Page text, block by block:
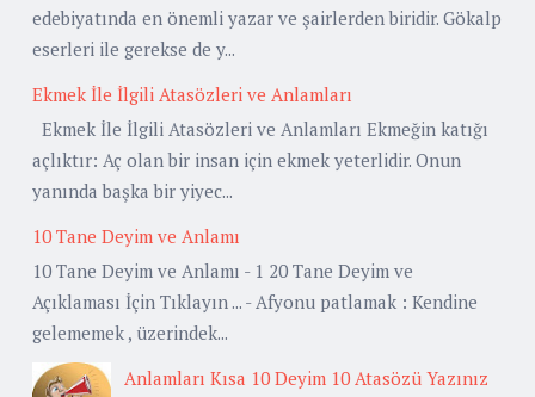
edebiyatında en önemli yazar ve şairlerden biridir. Gökalp
eserleri ile gerekse de y...
Ekmek İle İlgili Atasözleri ve Anlamları
Ekmek İle İlgili Atasözleri ve Anlamları Ekmeğin katığı
açlıktır: Aç olan bir insan için ekmek yeterlidir. Onun
yanında başka bir yiyec...
10 Tane Deyim ve Anlamı
10 Tane Deyim ve Anlamı - 1 20 Tane Deyim ve
Açıklaması İçin Tıklayın ... - Afyonu patlamak : Kendine
gelememek , üzerindek...
Anlamları Kısa 10 Deyim 10 Atasözü Yazınız